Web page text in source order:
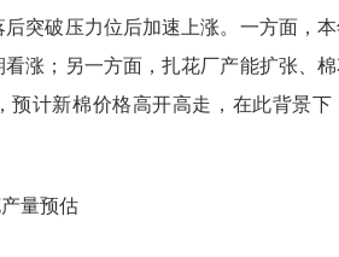
突破压力位后加速上涨。一方面，
涨；另一方面，扎花厂产能扩张、棉
预计新棉价格高开高走，在此背景下
量预估